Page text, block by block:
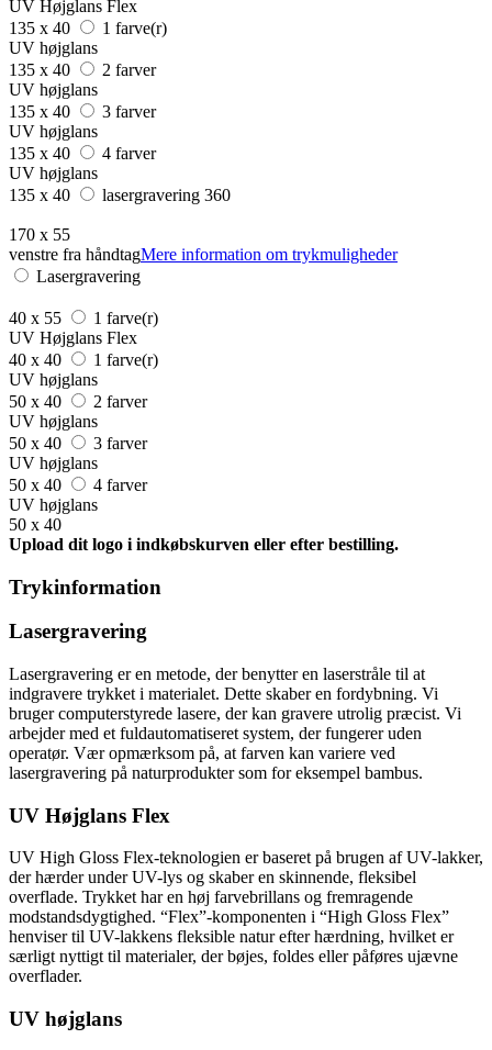
UV Højglans Flex
135 x 40
1 farve(r)
UV højglans
135 x 40
2 farver
UV højglans
135 x 40
3 farver
UV højglans
135 x 40
4 farver
UV højglans
135 x 40
lasergravering 360
170 x 55
venstre fra håndtagMere information om trykmuligheder
Lasergravering
40 x 55
1 farve(r)
UV Højglans Flex
40 x 40
1 farve(r)
UV højglans
50 x 40
2 farver
UV højglans
50 x 40
3 farver
UV højglans
50 x 40
4 farver
UV højglans
50 x 40
Upload dit logo i indkøbskurven eller efter bestilling.
Trykinformation
Lasergravering
Lasergravering er en metode, der benytter en laserstråle til at
indgravere trykket i materialet. Dette skaber en fordybning. Vi
bruger computerstyrede lasere, der kan gravere utrolig præcist. Vi
arbejder med et fuldautomatiseret system, der fungerer uden
operatør. Vær opmærksom på, at farven kan variere ved
lasergravering på naturprodukter som for eksempel bambus.
UV Højglans Flex
UV High Gloss Flex-teknologien er baseret på brugen af UV-lakker,
der hærder under UV-lys og skaber en skinnende, fleksibel
overflade. Trykket har en høj farvebrillans og fremragende
modstandsdygtighed. “Flex”-komponenten i “High Gloss Flex”
henviser til UV-lakkens fleksible natur efter hærdning, hvilket er
særligt nyttigt til materialer, der bøjes, foldes eller påføres ujævne
overflader.
UV højglans